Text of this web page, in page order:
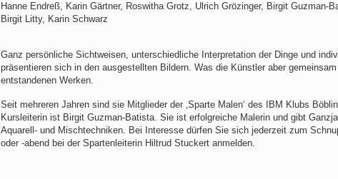
Hanne Endreß, Karin Gärtner, Roswitha Grotz, Ulrich Grözinger, Birgit Guzman-
Birgit Litty, Karin Schwarz
Ganz persönliche Sichtweisen, unterschiedliche Interpretation der Dinge und
präsentieren sich in den ausgestellten Bildern. Was die Künstler aber
entstandenen Werken.
Seit mehreren Jahren sind sie Mitglieder der ‚Sparte Malen‘ des IBM Klubs
Kursleiterin ist Birgit Guzman-Batista. Sie ist erfolgreiche Malerin und gibt
Aquarell- und Mischtechniken. Bei Interesse dürfen Sie sich jederzeit zum
oder -abend bei der Spartenleiterin Hiltrud Stuckert anmelden.